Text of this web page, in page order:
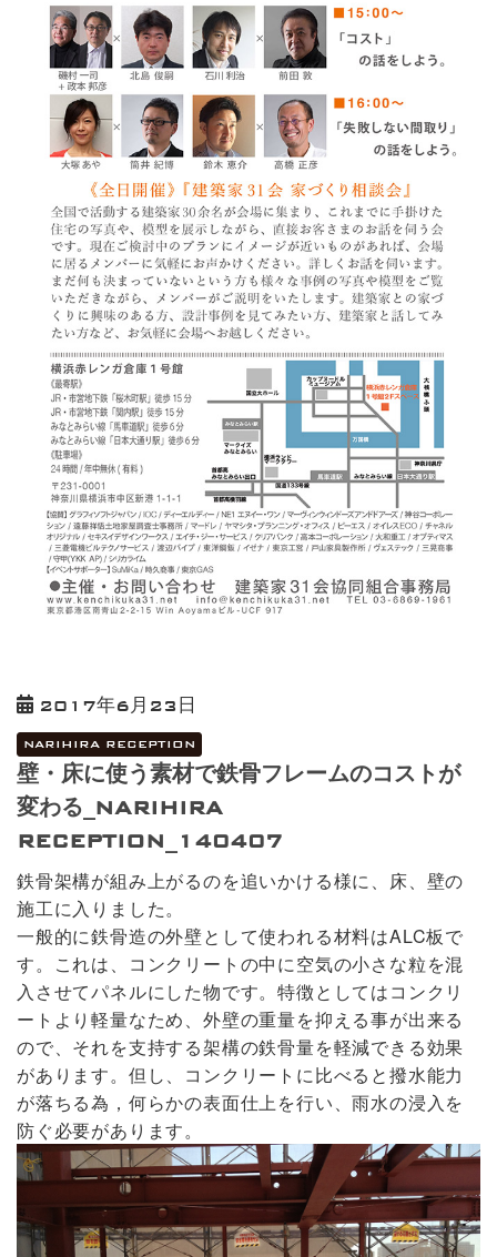
2017年6月23日
NARIHIRA RECEPTION
壁・床に使う素材で鉄骨フレームのコストが
変わる_NARIHIRA
RECEPTION_140407
鉄骨架構が組み上がるのを追いかける様に、床、壁の
施工に入りました。
一般的に鉄骨造の外壁として使われる材料はALC板で
す。これは、コンクリートの中に空気の小さな粒を混
入させてパネルにした物です。特徴としてはコンクリ
ートより軽量なため、外壁の重量を抑える事が出来る
ので、それを支持する架構の鉄骨量を軽減できる効果
があります。但し、コンクリートに比べると撥水能力
が落ちる為，何らかの表面仕上を行い、雨水の浸入を
防ぐ必要があります。